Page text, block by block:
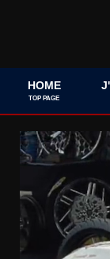
HOME
TOP PAGE